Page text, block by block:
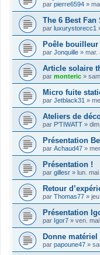
par pierre6594 »
The 6 Best Fan
par luxurystorecc1
Poêle
par Jonquille » mar.
Article solaire
par monteric »
Micro fuite
par Jetblack31 »
Ateliers de
par P'TIWATT »
Présentation
par Achaud47 »
Présentation !
par gillesr » lun.
Retour
par Thomas77 »
Présentation
par Igor7 » ven.
Donne
par papoune47 »